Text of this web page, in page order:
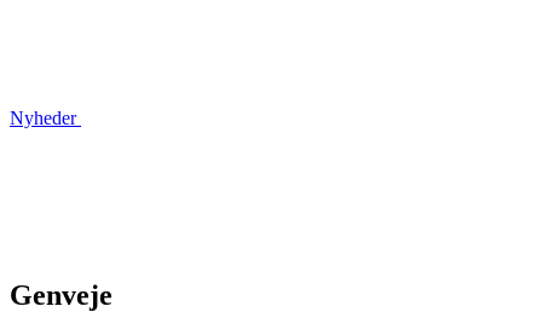
Nyheder
Genveje